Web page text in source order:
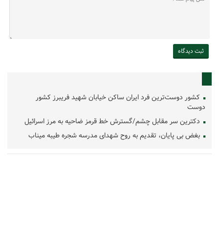
کشور دوست‌ترین فرد ایران ساکن خیابان شهید فریبرز کشور
دوست
دکترین سر مقابل چشم/گسترش خط قرمز ضاحیه به مرز اسرائیل
بغض بی پایان، تقدیم به روح شهدای مدرسه شجره طیبه میناب